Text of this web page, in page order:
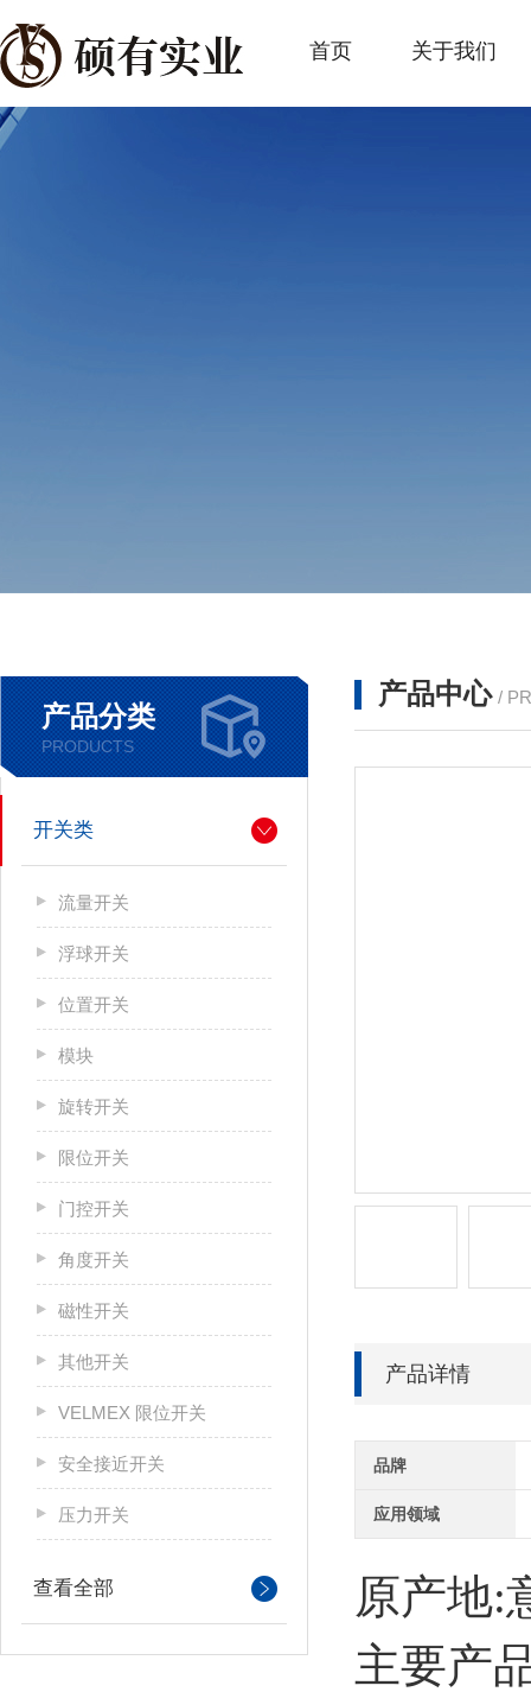
首页 关于我们
产品分类
PRODUCTS
开关类
流量开关
浮球开关
位置开关
模块
旋转开关
限位开关
门控开关
角度开关
磁性开关
其他开关
VELMEX 限位开关
安全接近开关
压力开关
查看全部
产品中心 /
产品详情
品牌
应用领域
原产地:
主要产